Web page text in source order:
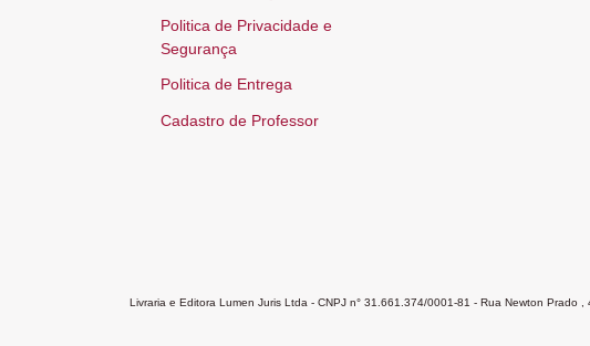
Politica de Privacidade e
Segurança
Politica de Entrega
Cadastro de Professor
Livraria e Editora Lumen Juris Ltda - CNPJ n° 31.661.374/0001-81 - Rua Newton Prado ,